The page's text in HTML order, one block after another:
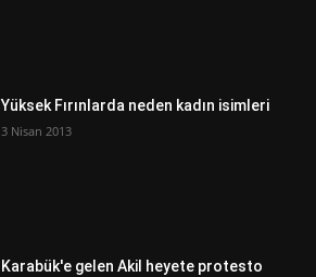
Yüksek Fırınlarda neden kadın isimleri
3 Nisan 2013
Karabük'e gelen Akil heyete protesto